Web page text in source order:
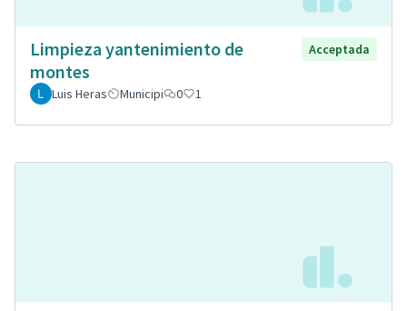
Limpieza yantenimiento de
montes
Acceptada
Luis Heras Municipi 0 1